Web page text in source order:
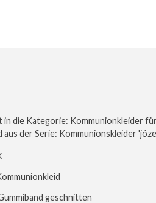
die Kategorie: Kommunionkleider
der Serie: Kommunionskleider
geschnitten